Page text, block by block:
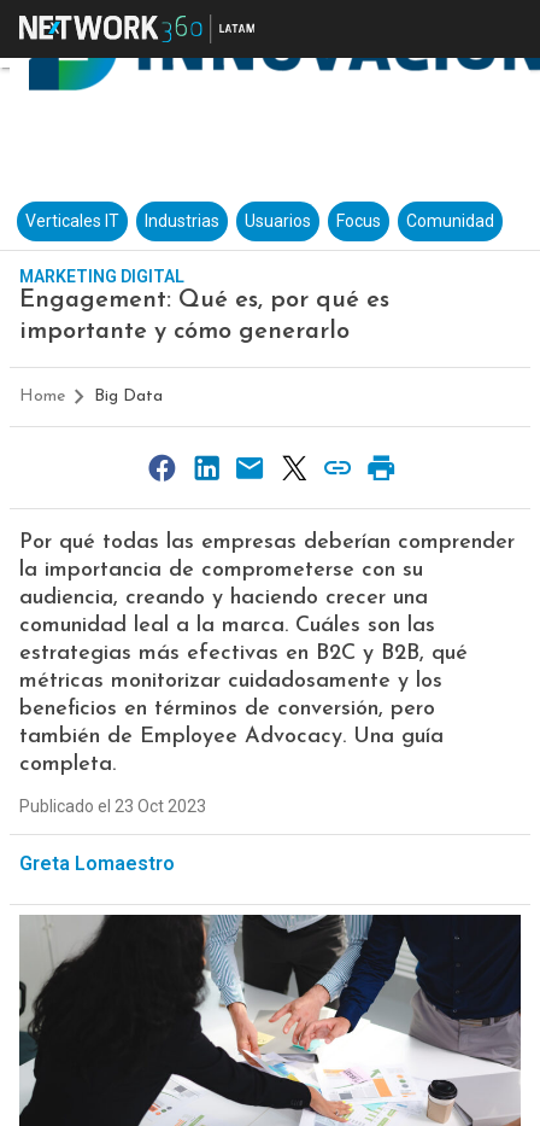
Verticales IT Industrias Usuarios Focus Comunidad
MARKETING DIGITAL
Engagement: Qué es, por qué es
importante y cómo generarlo
Home Big Data
Por qué todas las empresas deberían comprender
la importancia de comprometerse con su
audiencia, creando y haciendo crecer una
comunidad leal a la marca. Cuáles son las
estrategias más efectivas en B2C y B2B, qué
métricas monitorizar cuidadosamente y los
beneficios en términos de conversión, pero
también de Employee Advocacy. Una guía
completa.
Publicado el 23 Oct 2023
Greta Lomaestro